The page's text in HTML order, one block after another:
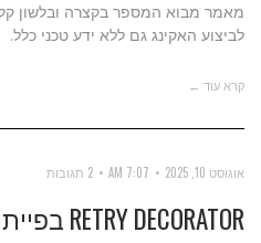
מאמר מבוא המספר בקצרה ובלשון
לביצוע האקינג גם ללא ידע טכני כלל.
קרא עוד ←
אוגוסט 10, 2025 7:07 AM 2 תגובות
RETRY DECORATOR בפייתון